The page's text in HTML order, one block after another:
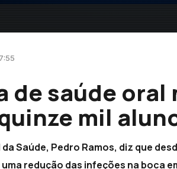
de saúde oral
mil
Saúde, Pedro Ramos, diz que
redução das infeções na boca